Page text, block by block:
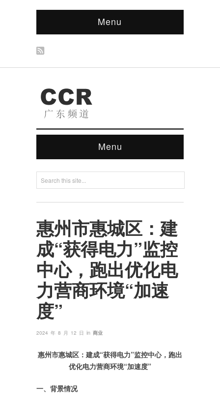
Menu
Menu
惠州市惠城区：建
成“获得电力”监控
中心，跑出优化电
力营商环境“加速
度”
2024 年 8 月 12 日 in 商业
惠州市惠城区：建成“获得电力”监控中心，跑出
优化电力营商环境“加速度”
一、背景情况